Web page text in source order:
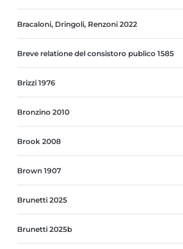
Bracaloni, Dringoli, Renzoni 2022
Breve relatione del consistoro publico 1585
Brizzi 1976
Bronzino 2010
Brook 2008
Brown 1907
Brunetti 2025
Brunetti 2025b